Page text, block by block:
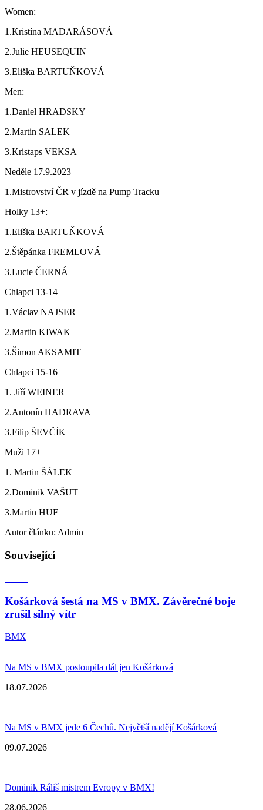
Women:
1.Kristína MADARÁSOVÁ
2.Julie HEUSEQUIN
3.Eliška BARTUŇKOVÁ
Men:
1.Daniel HRADSKY
2.Martin SALEK
3.Kristaps VEKSA
Neděle 17.9.2023
1.Mistrovství ČR v jízdě na Pump Tracku
Holky 13+:
1.Eliška BARTUŇKOVÁ
2.Štěpánka FREMLOVÁ
3.Lucie ČERNÁ
Chlapci 13-14
1.Václav NAJSER
2.Martin KIWAK
3.Šimon AKSAMIT
Chlapci 15-16
1. Jiří WEINER
2.Antonín HADRAVA
3.Filip ŠEVČÍK
Muži 17+
1. Martin ŠÁLEK
2.Dominik VAŠUT
3.Martin HUF
Autor článku: Admin
Související
Košárková šestá na MS v BMX. Závěrečné boje
zrušil silný vítr
BMX
Na MS v BMX postoupila dál jen Košárková
18.07.2026
Na MS v BMX jede 6 Čechů. Největší nadějí Košárková
09.07.2026
Dominik Ráliš mistrem Evropy v BMX!
28.06.2026